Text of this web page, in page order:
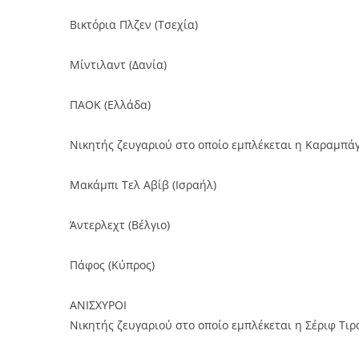
Βικτόρια Πλζεν (Τσεχία)
Μίντιλαντ (Δανία)
ΠΑΟΚ (Ελλάδα)
Νικητής ζευγαριού στο οποίο εμπλέκεται η
Μακάμπι Τελ Αβίβ (Ισραήλ)
Άντερλεχτ (Βέλγιο)
Πάφος (Κύπρος)
ΑΝΙΣΧΥΡΟΙ
Νικητής ζευγαριού στο οποίο εμπλέκεται η Σέριφ